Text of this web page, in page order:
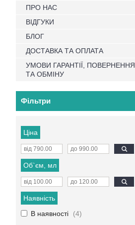
ПРО НАС
ВІДГУКИ
БЛОГ
ДОСТАВКА ТА ОПЛАТА
УМОВИ ГАРАНТІЇ, ПОВЕРНЕННЯ
ТА ОБМІНУ
Фільтри
Ціна
Об`єм, мл
Наявність
В наявності
4